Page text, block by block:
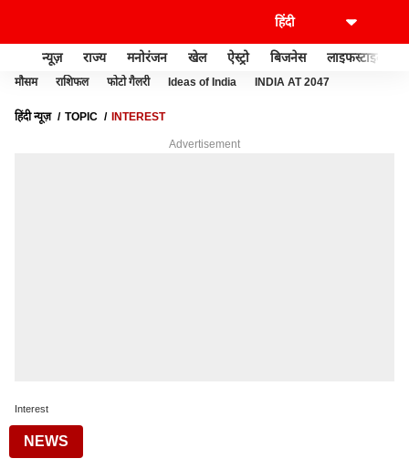
न्यूज़ राज्य मनोरंजन खेल ऐस्ट्रो बिजनेस लाइफस्टाइल
मौसम राशिफल फोटो गैलरी Ideas of India INDIA AT 2047
हिंदी न्यूज़ TOPIC INTEREST
Advertisement
Interest
NEWS